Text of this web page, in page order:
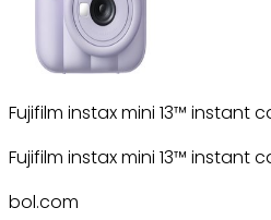
Fujifilm instax mini 13™ instant
Fujifilm instax mini 13™ instant
bol.com